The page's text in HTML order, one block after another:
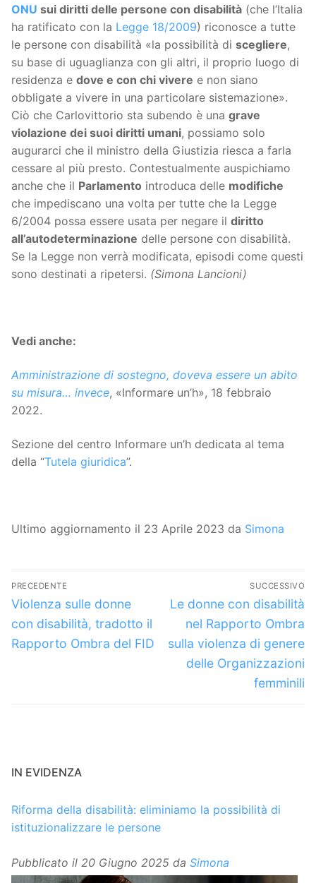
ONU sui diritti delle persone con disabilità (che l’Italia
ha ratificato con la Legge 18/2009) riconosce a tutte
le persone con disabilità «la possibilità di scegliere,
su base di uguaglianza con gli altri, il proprio luogo di
residenza e dove e con chi vivere e non siano
obbligate a vivere in una particolare sistemazione».
Ciò che Carlovittorio sta subendo è una grave
violazione dei suoi diritti umani, possiamo solo
augurarci che il ministro della Giustizia riesca a farla
cessare al più presto. Contestualmente auspichiamo
anche che il Parlamento introduca delle modifiche
che impediscano una volta per tutte che la Legge
6/2004 possa essere usata per negare il diritto
all’autodeterminazione delle persone con disabilità.
Se la Legge non verrà modificata, episodi come questi
sono destinati a ripetersi. (Simona Lancioni)
Vedi anche:
Amministrazione di sostegno, doveva essere un abito
su misura… invece, «Informare un’h», 18 febbraio
2022.
Sezione del centro Informare un’h dedicata al tema
della “Tutela giuridica”.
Ultimo aggiornamento il 23 Aprile 2023 da Simona
Navigazione
articoli
PRECEDENTE
Articolo
precedente:
Violenza sulle donne
con disabilità, tradotto il
Rapporto Ombra del FID
SUCCESSIVO
Articolo
successivo:
Le donne con disabilità
nel Rapporto Ombra
sulla violenza di genere
delle Organizzazioni
femminili
IN EVIDENZA
Riforma della disabilità: eliminiamo la possibilità di
istituzionalizzare le persone
Pubblicato il 20 Giugno 2025 da Simona